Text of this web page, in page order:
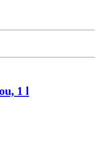
1 l